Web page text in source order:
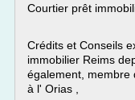
Courtier prêt
Crédits et Conseils
immobilier Reims
également, membre
à l' Orias ,